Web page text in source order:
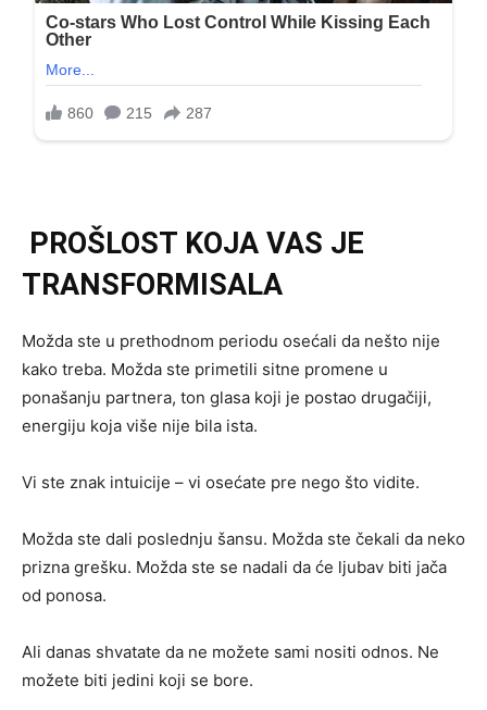
PROŠLOST KOJA VAS JE
TRANSFORMISALA
Možda ste u prethodnom periodu osećali da nešto nije
kako treba. Možda ste primetili sitne promene u
ponašanju partnera, ton glasa koji je postao drugačiji,
energiju koja više nije bila ista.
Vi ste znak intuicije – vi osećate pre nego što vidite.
Možda ste dali poslednju šansu. Možda ste čekali da neko
prizna grešku. Možda ste se nadali da će ljubav biti jača
od ponosa.
Ali danas shvatate da ne možete sami nositi odnos. Ne
možete biti jedini koji se bore.